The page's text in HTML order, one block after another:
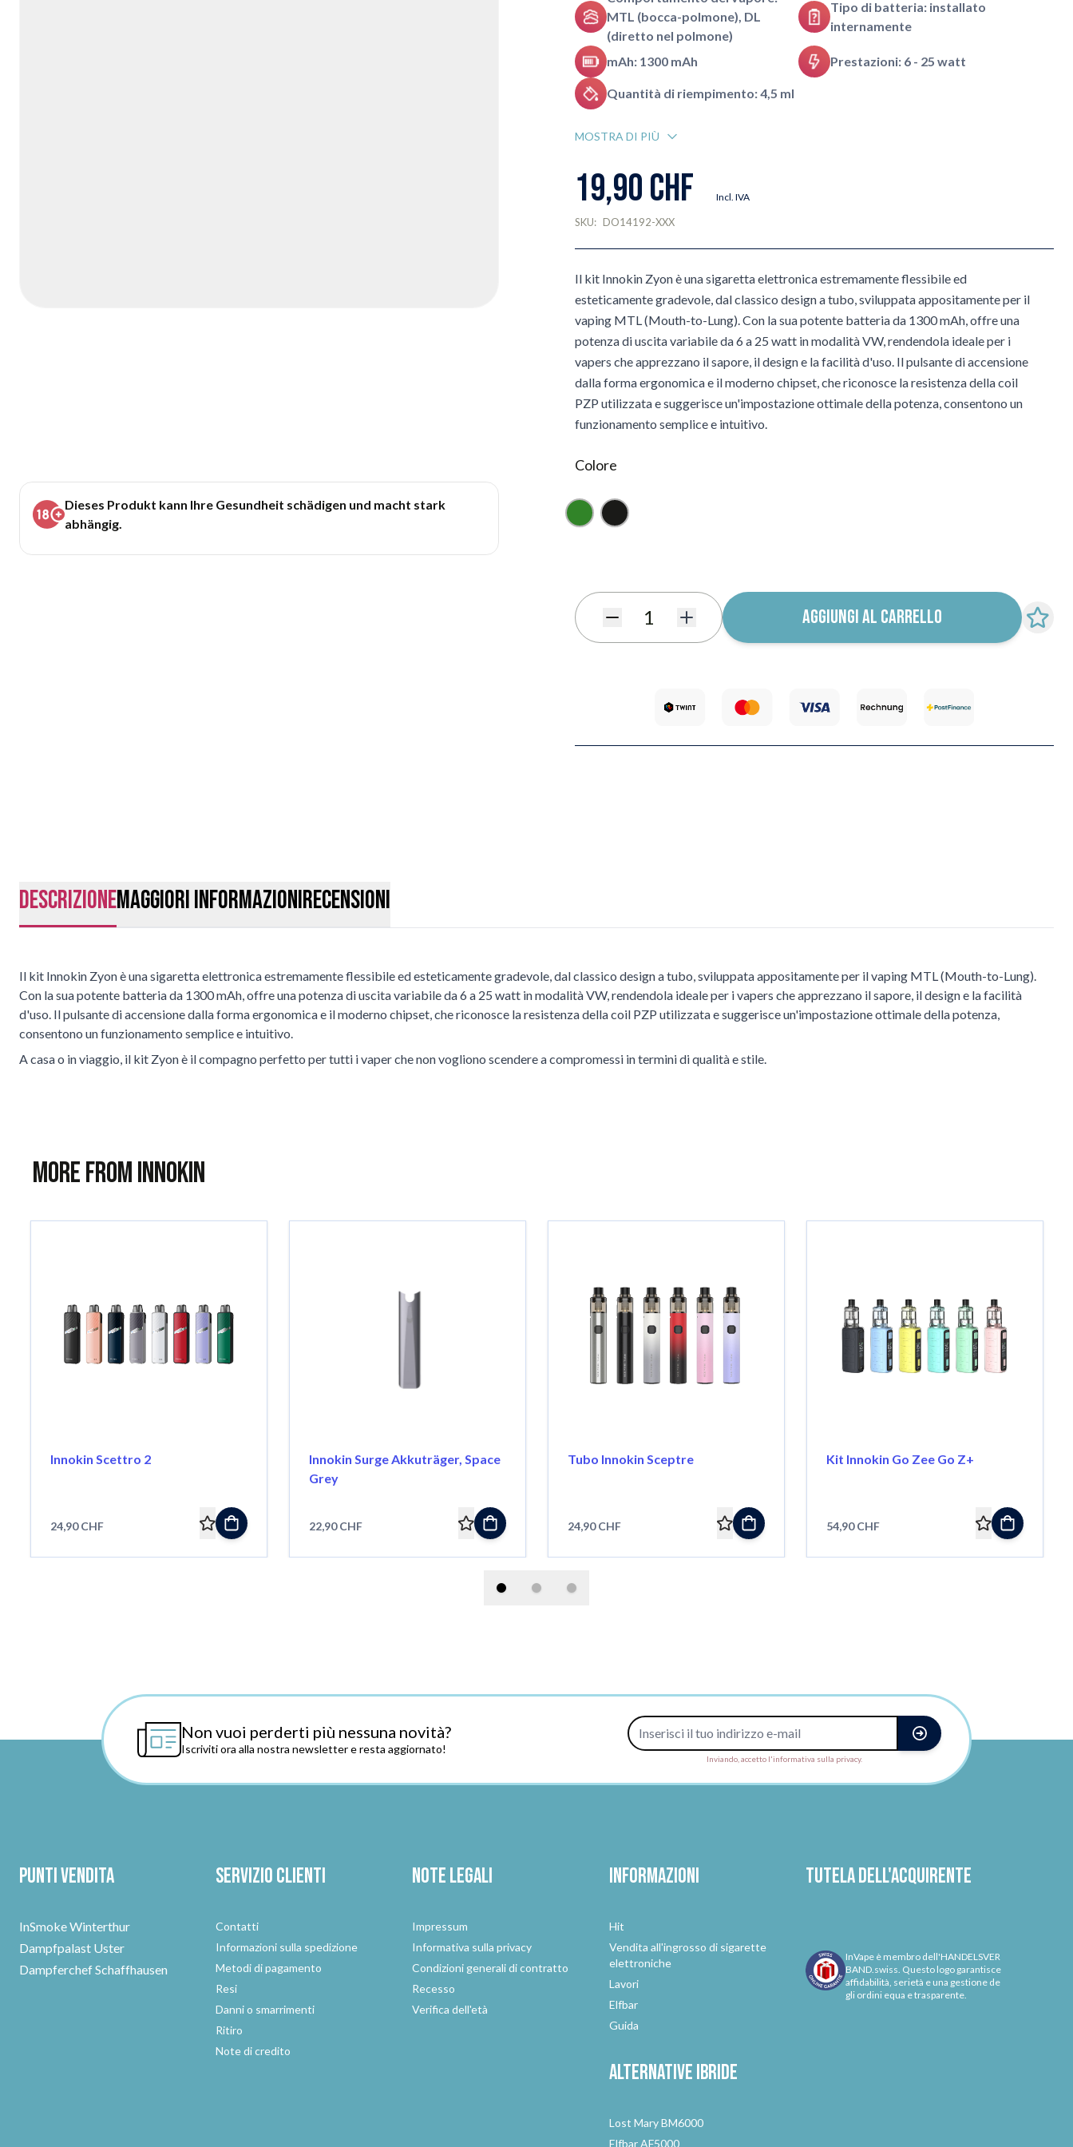
Dieses Produkt kann Ihre Gesundheit schädigen und macht stark
abhängig.
MTL (bocca-polmone), DL
(diretto nel polmone)
Tipo di batteria: installato
internamente
mAh: 1300 mAh Prestazioni: 6 - 25 watt
Quantità di riempimento: 4,5 ml
MOSTRA DI PIÙ
19,90 CHF Incl. IVA
SKU: DO14192-XXX
Il kit Innokin Zyon è una sigaretta elettronica estremamente flessibile ed
esteticamente gradevole, dal classico design a tubo, sviluppata appositamente per il
vaping MTL (Mouth-to-Lung). Con la sua potente batteria da 1300 mAh, offre una
potenza di uscita variabile da 6 a 25 watt in modalità VW, rendendola ideale per i
vapers che apprezzano il sapore, il design e la facilità d'uso. Il pulsante di accensione
dalla forma ergonomica e il moderno chipset, che riconosce la resistenza della coil
PZP utilizzata e suggerisce un'impostazione ottimale della potenza, consentono un
funzionamento semplice e intuitivo.
Colore
Verde Nero
Quantità AGGIUNGI AL CARRELLO
DescrizioneMaggiori InformazioniRecensioni
Il kit Innokin Zyon è una sigaretta elettronica estremamente flessibile ed esteticamente gradevole, dal classico design a tubo, sviluppata appositamente per il vaping MTL (Mouth-to-Lung).
Con la sua potente batteria da 1300 mAh, offre una potenza di uscita variabile da 6 a 25 watt in modalità VW, rendendola ideale per i vapers che apprezzano il sapore, il design e la facilità
d'uso. Il pulsante di accensione dalla forma ergonomica e il moderno chipset, che riconosce la resistenza della coil PZP utilizzata e suggerisce un'impostazione ottimale della potenza,
consentono un funzionamento semplice e intuitivo.
A casa o in viaggio, il kit Zyon è il compagno perfetto per tutti i vaper che non vogliono scendere a compromessi in termini di qualità e stile.
More from Innokin
Innokin Scettro 2
24,90 CHF
Innokin Surge Akkuträger, Space
Grey
22,90 CHF
Tubo Innokin Sceptre
24,90 CHF
Kit Innokin Go Zee Go Z+
54,90 CHF
Non vuoi perderti più nessuna novità?
Iscriviti ora alla nostra newsletter e resta aggiornato!
Indirizzo e-mail
Inviando, accetto l'informativa sulla privacy.
Punti vendita
InSmoke Winterthur
Dampfpalast Uster
Dampferchef Schaffhausen
Servizio clienti
Contatti
Informazioni sulla spedizione
Metodi di pagamento
Resi
Danni o smarrimenti
Ritiro
Note di credito
Note legali
Impressum
Informativa sulla privacy
Condizioni generali di contratto
Recesso
Verifica dell'età
Informazioni
Hit
Vendita all'ingrosso di sigarette
elettroniche
Lavori
Elfbar
Guida
Alternativeibride
Lost Mary BM6000
Elfbar AF5000
Tutela dell'acquirente
InVape è membro dell'HANDELSVER
BAND.swiss. Questo logo garantisce
affidabilità, serietà e una gestione de
gli ordini equa e trasparente.